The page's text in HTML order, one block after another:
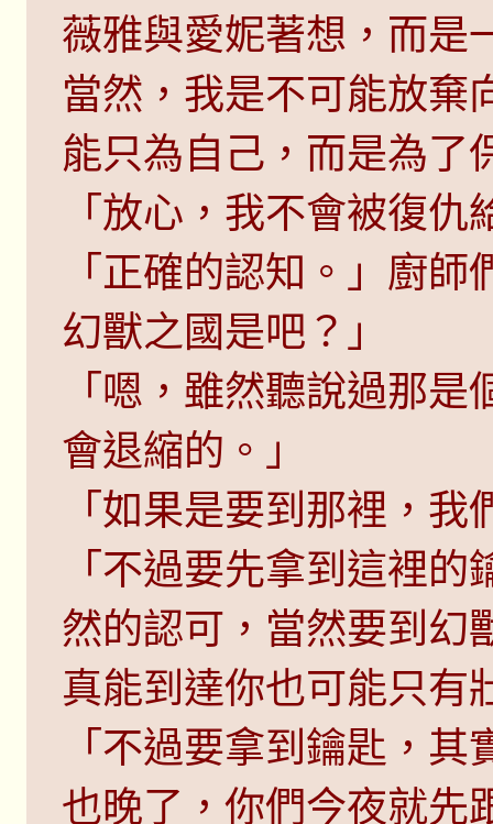
薇雅與愛妮著想，而是
當然，我是不可能放棄
能只為自己，而是為了
「放心，我不會被復
「正確的認知。」廚
幻獸之國是吧？」
「嗯，雖然聽說過那
會退縮的。」
「如果是要到那裡，
「不過要先拿到這裡
然的認可，當然要到幻
真能到達你也可能只有
「不過要拿到鑰匙，
也晚了，你們今夜就先